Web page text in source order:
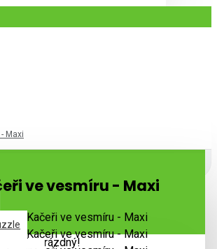
je prázdný!
Maxi
ve vesmíru - Maxi